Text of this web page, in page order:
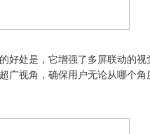
好处是，它增强了多屏联动的视
广视角，确保用户无论从哪个角